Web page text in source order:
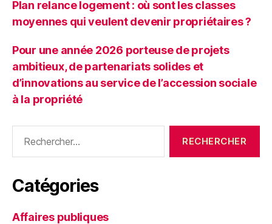
Plan relance logement : où sont les classes
moyennes qui veulent devenir propriétaires ?
Pour une année 2026 porteuse de projets
ambitieux, de partenariats solides et
d’innovations au service de l’accession sociale
à la propriété
Catégories
Affaires publiques